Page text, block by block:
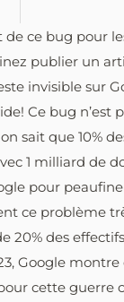
de ce bug pour
publier un
invisible sur
Ce bug n’est
sait que 10%
1 milliard de
pour
ce problème
20% des
Google montre
cette guerre